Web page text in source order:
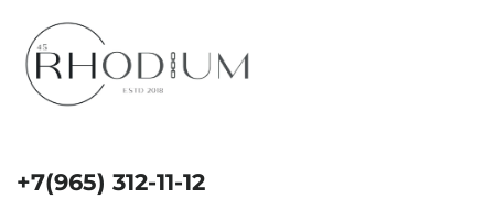
+7(965) 312-11-12